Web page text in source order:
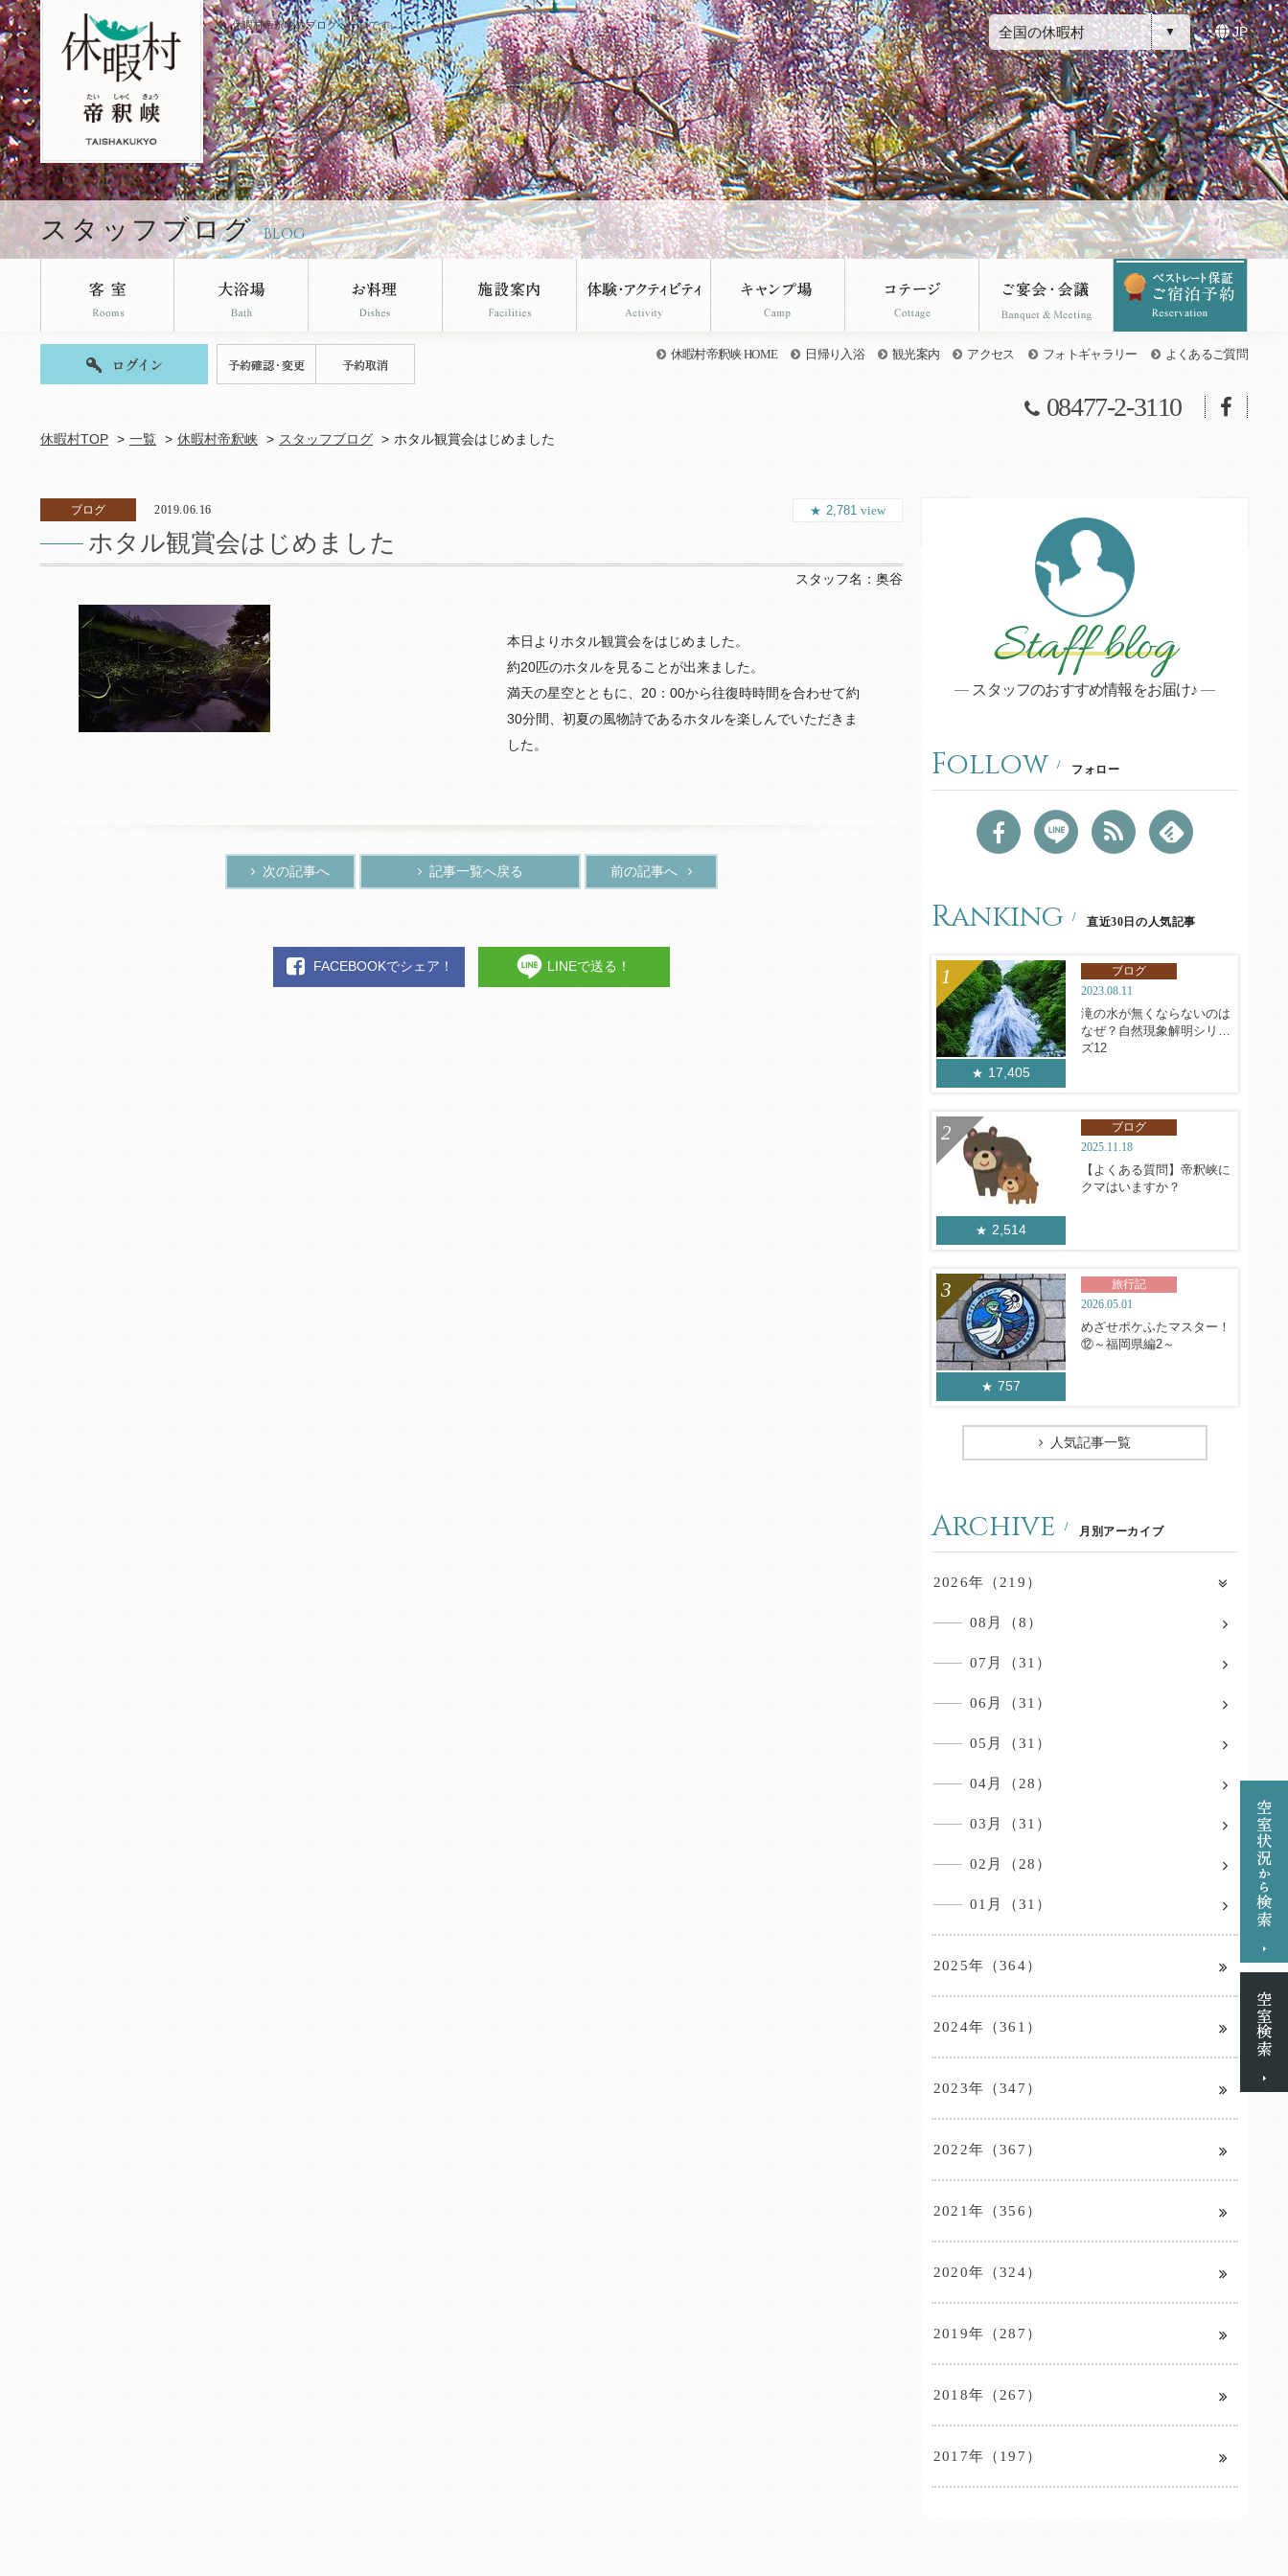
休暇村帝釈峡のブログページです。 全国の休暇村 JP
スタッフブログ BLOG
休暇村帝釈峡 HOME 日帰り入浴 観光案内 アクセス フォトギャラリー よくあるご質問
08477-2-3110
休暇村TOP 一覧 休暇村帝釈峡 スタッフブログ ホタル観賞会はじめました
ブログ 2019.06.16
ホタル観賞会はじめました
2,781 view
スタッフ名： 奥谷
本日よりホタル観賞会をはじめました。
約20匹のホタルを見ることが出来ました。
満天の星空とともに、20：00から往復時時間を合わせて約
30分間、初夏の風物詩であるホタルを楽しんでいただきま
した。
次の記事へ 記事一覧へ戻る 前の記事へ
FACEBOOKでシェア！ LINEで送る！
Staff blog
スタッフのおすすめ情報をお届け♪
Follow フォロー
Ranking 直近30日の人気記事
17,405
ブログ
2023.08.11
滝の水が無くならないのは
なぜ？自然現象解明シリー
ズ12
2,514
ブログ
2025.11.18
【よくある質問】帝釈峡に
クマはいますか？
757
旅行記
2026.05.01
めざせポケふたマスター！
⑫～福岡県編2～
人気記事一覧
Archive 月別アーカイブ
2026年（219）
08月（8）
07月（31）
06月（31）
05月（31）
04月（28）
03月（31）
02月（28）
01月（31）
2025年（364）
2024年（361）
2023年（347）
2022年（367）
2021年（356）
2020年（324）
2019年（287）
2018年（267）
2017年（197）